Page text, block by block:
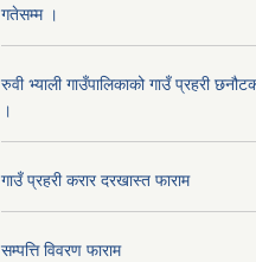
गतेसम्म ।
रुवी भ्याली गाउँपालिकाको गाउँ प्रहरी
।
गाउँ प्रहरी करार दरखास्त फाराम
सम्पत्ति विवरण फाराम